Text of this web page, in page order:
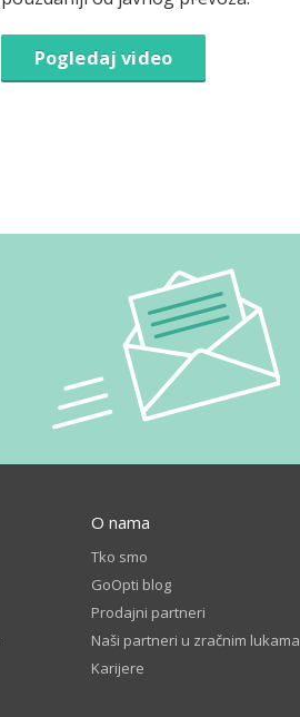
Pogledaj video
O nama
Tko smo
GoOpti blog
Prodajni partneri
Naši partneri u zračnim lukama
Karijere